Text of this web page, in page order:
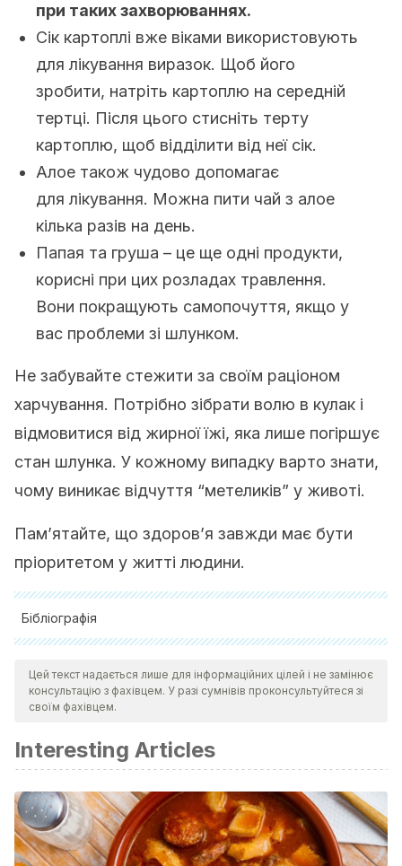
при таких захворюваннях.
Сік картоплі вже віками використовують
для лікування виразок. Щоб його
зробити, натріть картоплю на середній
тертці. Після цього стисніть терту
картоплю, щоб відділити від неї сік.
Алое також чудово допомагає
для лікування. Можна пити чай з алое
кілька разів на день.
Папая та груша – це ще одні продукти,
корисні при цих розладах травлення.
Вони покращують самопочуття, якщо у
вас проблеми зі шлунком.
Не забувайте стежити за своїм раціоном
харчування. Потрібно зібрати волю в кулак і
відмовитися від жирної їжі, яка лише погіршує
стан шлунка. У кожному випадку варто знати,
чому виникає відчуття “метеликів” у животі.
Пам’ятайте, що здоров’я завжди має бути
пріоритетом у житті людини.
Бібліографія
síntomas digestivos asociados a depresión en pacientes
mayores de 60 años.
revista-medicina-familia-semergen-40-articulo-
S1138359319300991
Bharucha, A. E., Kudva, Y. C., & Prichard, D. O. (2019).
Diabetic gastroparesis.Endocrine Reviews,40(5), 1318-
Цей текст надається лише для інформаційних цілей і не замінює
консультацію з фахівцем. У разі сумнівів проконсультуйтеся зі
своїм фахівцем.
Interesting Articles